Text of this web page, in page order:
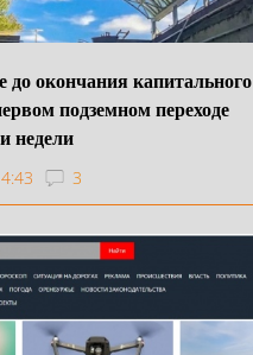
до окончания капитального
подземном переходе
недели
3